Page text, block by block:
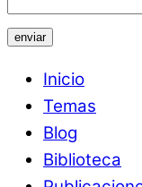
enviar
Inicio
Temas
Blog
Biblioteca